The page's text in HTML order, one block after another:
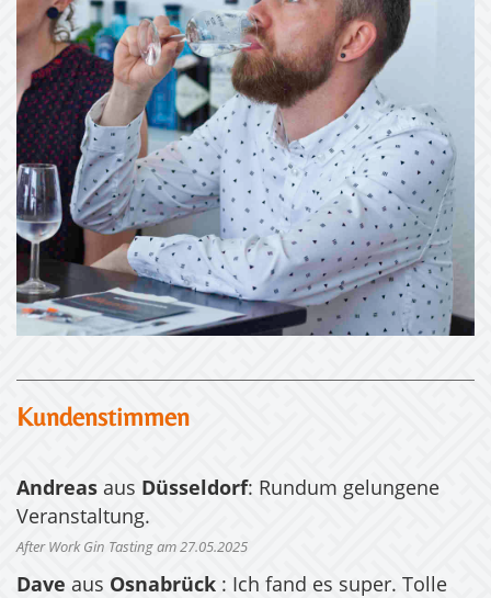
Kundenstimmen
Andreas aus Düsseldorf: Rundum gelungene
Veranstaltung.
After Work Gin Tasting am 27.05.2025
Dave aus Osnabrück : Ich fand es super. Tolle